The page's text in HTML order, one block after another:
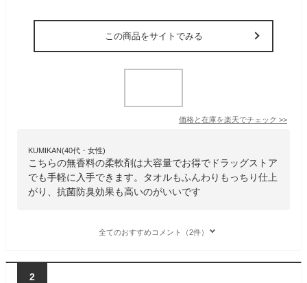
この商品をサイトでみる
価格と在庫を楽天でチェック >>
KUMIKAN(40代・女性)
こちらの無香料の柔軟剤は大容量でお得でドラッグストア
でも手軽に入手できます。タオルもふんわりもっちり仕上
がり、抗菌防臭効果も高いのがいいです
全てのおすすめコメント（2件）
2